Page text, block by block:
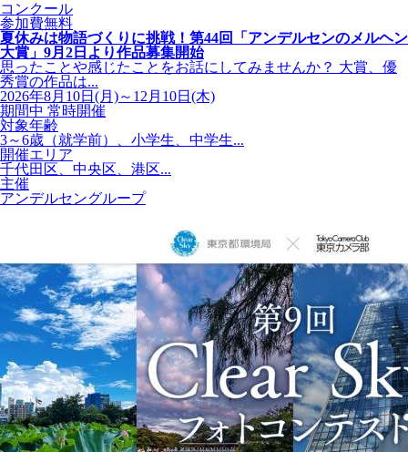
コンクール
参加費無料
夏休みは物語づくりに挑戦！第44回「アンデルセンのメルヘン
大賞」9月2日より作品募集開始
思ったことや感じたことをお話にしてみませんか？ 大賞、優
秀賞の作品は...
2026年8月10日(月)～12月10日(木)
期間中 常時開催
対象年齢
3～6歳（就学前）、小学生、中学生...
開催エリア
千代田区、中央区、港区...
主催
アンデルセングループ